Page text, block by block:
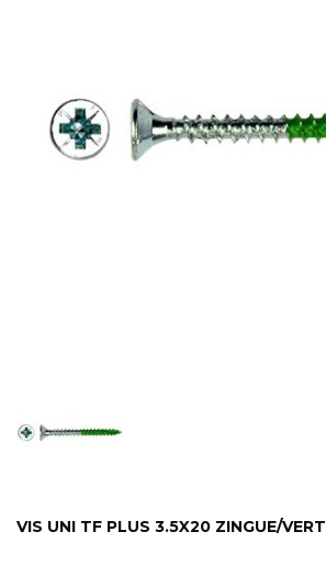
VIS UNI TF PLUS 3.5X20 ZINGUE/VERT